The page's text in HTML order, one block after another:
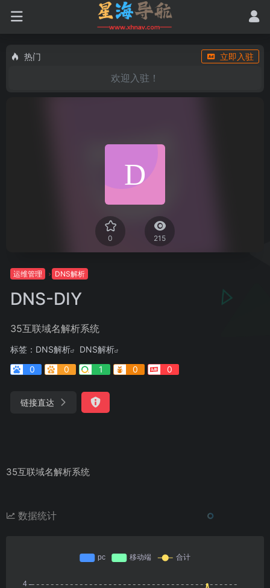
热门 立即入驻
欢迎入驻！
0 215
运维管理 DNS解析
DNS-DIY
35互联域名解析系统
标签： DNS解析
DNS解析
0
0 1 0 0
链接直达
35互联域名解析系统
数据统计